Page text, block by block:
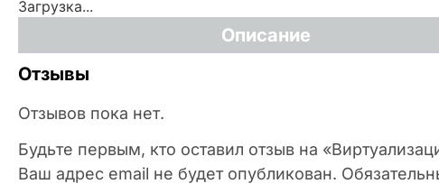
Загрузка...
Описание
Отзывы
Отзывов пока нет.
Будьте первым, кто оставил отзыв на
Ваш адрес email не будет опубликован.